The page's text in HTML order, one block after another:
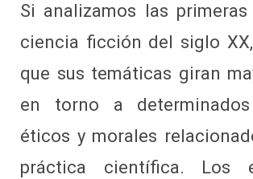
Si analizamos las
ciencia ficción del siglo
que sus temáticas giran
en torno a determinados
éticos y morales
práctica científica. Los